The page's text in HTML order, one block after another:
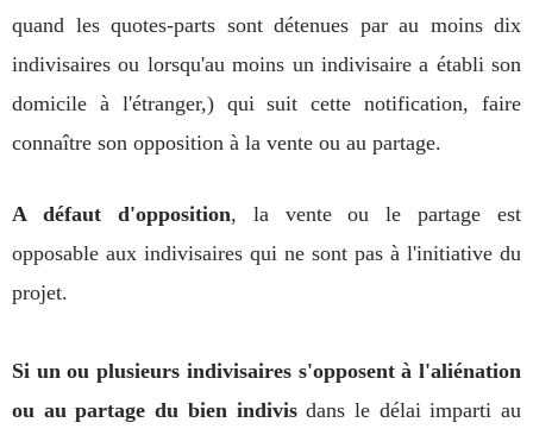
quand les quotes-parts sont détenues par au moins dix
indivisaires ou lorsqu'au moins un indivisaire a établi son
domicile à l'étranger,) qui suit cette notification, faire
connaître son opposition à la vente ou au partage.
A défaut d'opposition, la vente ou le partage est
opposable aux indivisaires qui ne sont pas à l'initiative du
projet.
Si un ou plusieurs indivisaires s'opposent à l'aliénation
ou au partage du bien indivisdans le délai imparti au